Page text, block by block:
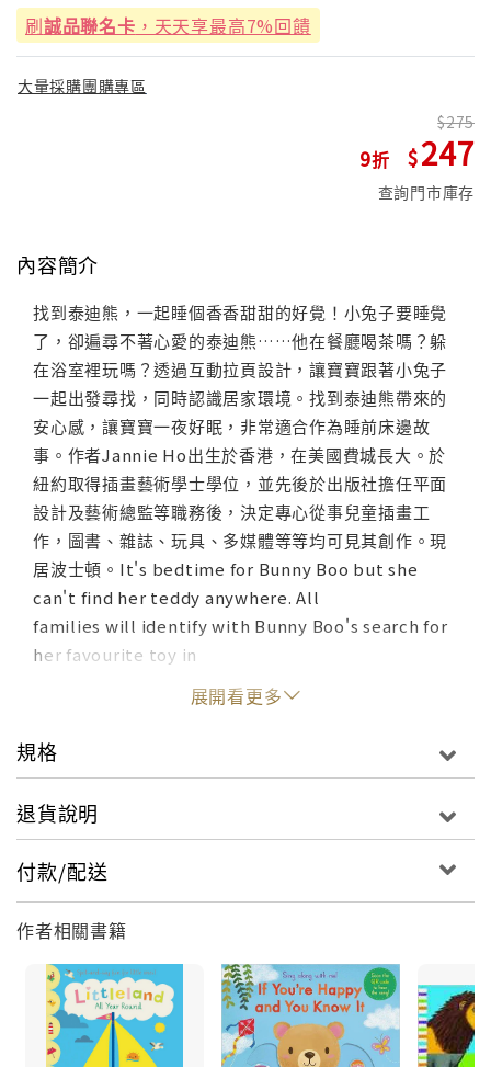
刷誠品聯名卡 ，天天享最高7%回饋
大量採購團購專區
9
275
247
查詢門市庫存
內容簡介
找到泰迪熊，一起睡個香香甜甜的好覺！小兔子要睡覺
了，卻遍尋不著心愛的泰迪熊……他在餐廳喝茶嗎？躲
在浴室裡玩嗎？透過互動拉頁設計，讓寶寶跟著小兔子
一起出發尋找，同時認識居家環境。找到泰迪熊帶來的
安心感，讓寶寶一夜好眠，非常適合作為睡前床邊故
事。作者Jannie Ho出生於香港，在美國費城長大。於
紐約取得插畫藝術學士學位，並先後於出版社擔任平面
設計及藝術總監等職務後，決定專心從事兒童插畫工
作，圖書、雜誌、玩具、多媒體等等均可見其創作。現
居波士頓。It's bedtime for Bunny Boo but she
can't find her teddy anywhere. All
families will identify with Bunny Boo's search for
her favourite toy in
this cute little bedtime book.
展開看更多
規格
退貨說明
付款/配送
作者相關書籍